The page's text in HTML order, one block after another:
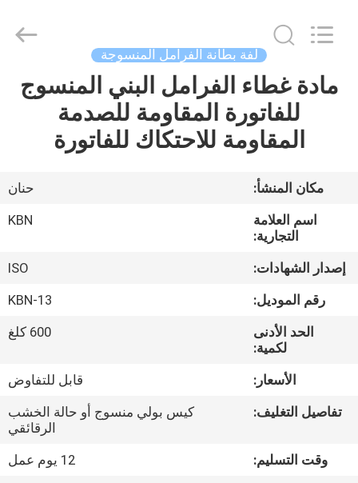
مسكن
منتجات
معلومات
جولة
المعمل
مراقبة
الجودة
اتصل
لفة بطانة الفرامل المنسوجة
مادة غطاء الفرامل البني المنسوج
للفاتورة المقاومة للصدمة
المقاومة للاحتكاك للفاتورة
مكان المنشأ:
حنان
اسم العلامة
التجارية:
KBN
إصدار الشهادات:
ISO
رقم الموديل:
KBN-13
الحد الأدنى
لكمية:
600 كلغ
الأسعار:
قابل للتفاوض
تفاصيل التغليف:
كيس بولي منسوج أو حالة الخشب
الرقائقي
وقت التسليم:
12 يوم عمل